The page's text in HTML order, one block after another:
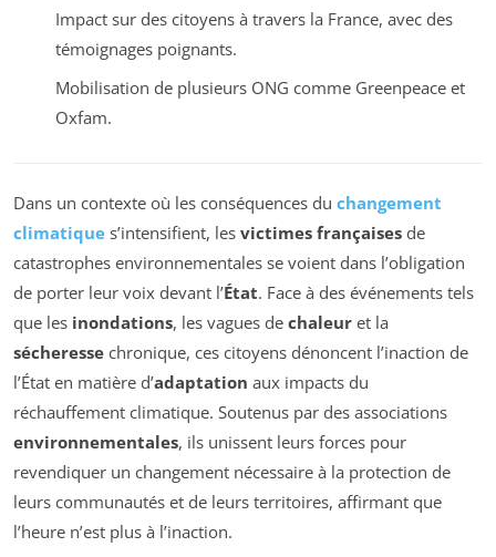
Impact sur des citoyens à travers la France, avec des
témoignages poignants.
Mobilisation de plusieurs ONG comme Greenpeace et
Oxfam.
Dans un contexte où les conséquences du changement
climatique s’intensifient, les victimes françaises de
catastrophes environnementales se voient dans l’obligation
de porter leur voix devant l’État. Face à des événements tels
que les inondations, les vagues de chaleur et la
sécheresse chronique, ces citoyens dénoncent l’inaction de
l’État en matière d’adaptation aux impacts du
réchauffement climatique. Soutenus par des associations
environnementales, ils unissent leurs forces pour
revendiquer un changement nécessaire à la protection de
leurs communautés et de leurs territoires, affirmant que
l’heure n’est plus à l’inaction.